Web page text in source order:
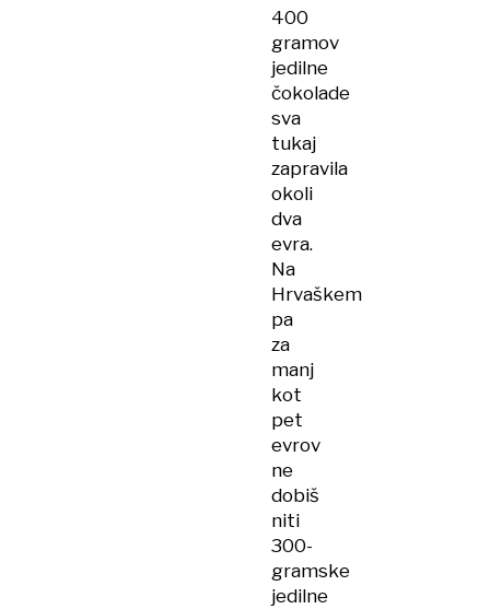
400
gramov
jedilne
čokolade
sva
tukaj
zapravila
okoli
dva
evra.
Na
Hrvaškem
pa
za
manj
kot
pet
evrov
ne
dobiš
niti
300-
gramske
jedilne